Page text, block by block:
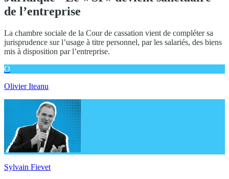
de l’entreprise
La chambre sociale de la Cour de cassation vient de compléter sa
jurisprudence sur l’usage à titre personnel, par les salariés, des biens
mis à disposition par l’entreprise.
O
Olivier Iteanu
Sylvain Fievet